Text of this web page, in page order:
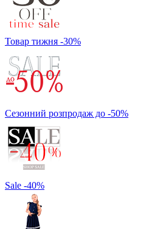
Товар тижня -30%
Сезонний розпродаж до -50%
Sale -40%